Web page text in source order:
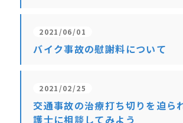
2021/06/01
バイク事故の慰謝料について
2021/02/25
交通事故の治療打ち切りを迫ら
護士に相談してみよう